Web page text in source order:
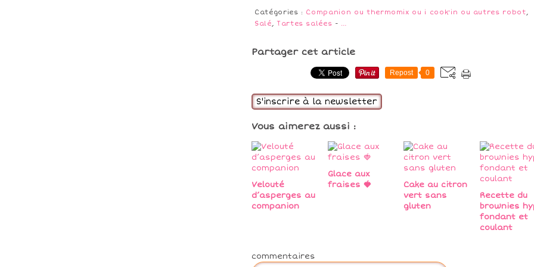
Catégories : Companion ou thermomix ou i cook'in ou autres robot,
Salé, Tartes salées - …
Partager cet article
Repost 0
S'inscrire à la newsletter
Vous aimerez aussi :
Velouté
d’asperges au
companion
Glace aux
fraises 🍓
Cake au citron
vert sans
gluten
Recette du
brownies
fondant et
coulant
commentaires